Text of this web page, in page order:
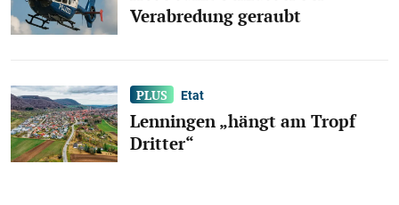
Verabredung geraubt
Etat
Lenningen „hängt am Tropf
Dritter“